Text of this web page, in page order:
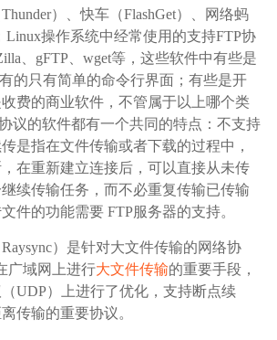
）、快车（FlashGet）、网络蚂
Linux操作系统中经常使用的支持FTP协
、gFTP、wget等，这些软件中有些是
的只有简单的命令行界面；有些是开
费的商业软件，不管属于以上哪个类
议的软件都有一个共同的特点：不支持
是指在文件传输或者下载的过程中，
在重新建立连接后，可以直接从未传
续传输任务，而不必重复传输已传输
件的功能需要 FTP服务器的支持。
Raysync）是针对大文件传输的网络协
广域网上进行大文件传输的重要手段，
UDP）上进行了优化，支持断点续
传输的重要协议。